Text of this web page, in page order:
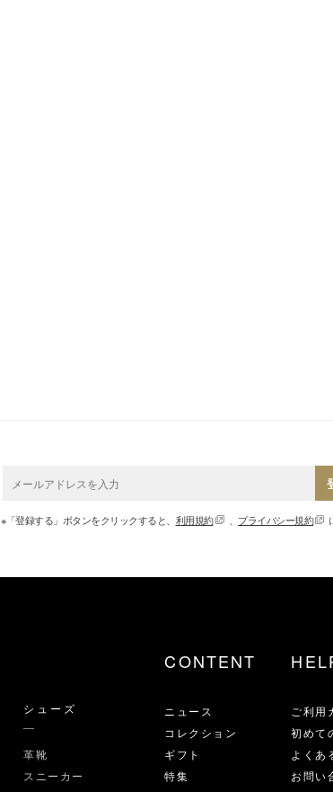
※「登録する」ボタンをクリックすると、 利用規約 、 プライバシー規約
シューズ
革靴
スニーカー
CONTENT
ニュース
コレクション
ギフト
特集
ご利用
初めて
よくあ
お問い